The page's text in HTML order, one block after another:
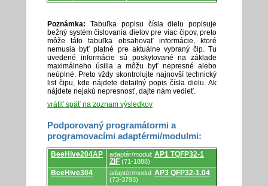
Poznámka: Tabuľka popisu čísla dielu popisuje
bežný systém číslovania dielov pre viac čipov, preto
môže táto tabuľka obsahovať informácie, ktoré
nemusia byť platné pre aktuálne vybraný čip. Tu
uvedené informácie sú poskytované na základe
maximálneho úsilia a môžu byť nepresné alebo
neúplné. Preto vždy skontrolujte najnovší technický
list čipu, kde nájdete detailný popis čísla dielu. Ak
nájdete nejakú nepresnosť, dajte nám vedieť.
vrátiť späť na zoznam výsledkov
Podporovaný programátormi a
programovacími adaptérmi/modulmi:
Podporovaný
programátormi
a
programovacími
adaptérmi/modulmi.
BeeHive204AP adaptér/modul: AP1 TQFP32-1
ZIF (71-1888)
BeeHive304 adaptér/modul: AP3 QFP32-1.04
(73-3793)